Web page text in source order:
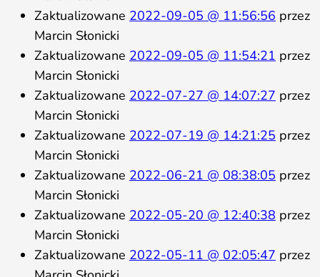
Zaktualizowane 2022-09-05 @ 11:56:56 przez
Marcin Słonicki
Zaktualizowane 2022-09-05 @ 11:54:21 przez
Marcin Słonicki
Zaktualizowane 2022-07-27 @ 14:07:27 przez
Marcin Słonicki
Zaktualizowane 2022-07-19 @ 14:21:25 przez
Marcin Słonicki
Zaktualizowane 2022-06-21 @ 08:38:05 przez
Marcin Słonicki
Zaktualizowane 2022-05-20 @ 12:40:38 przez
Marcin Słonicki
Zaktualizowane 2022-05-11 @ 02:05:47 przez